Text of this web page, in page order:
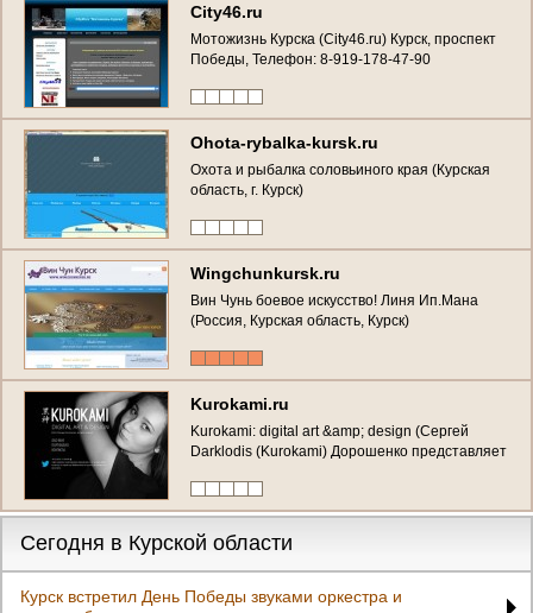
City46.ru
Мотожизнь Курска (City46.ru) Курск, проспект
Победы, Телефон: 8-919-178-47-90
Ohota-rybalka-kursk.ru
Охота и рыбалка соловьиного края (Курская
область, г. Курск)
Wingchunkursk.ru
Вин Чунь боевое искусство! Линя Ип.Мана
(Россия, Курская область, Курск)
Kurokami.ru
Kurokami: digital art &amp; design (Сергей
Darklodis (Kurokami) Дорошенко представляет
(Курск)
Сегодня в Курской области
Курск встретил День Победы звуками оркестра и